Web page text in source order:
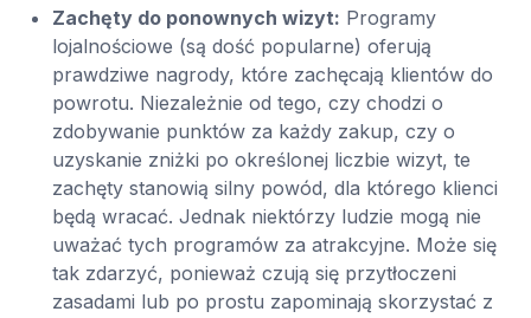
Zachęty do ponownych wizyt: Programy
lojalnościowe (są dość popularne) oferują
prawdziwe nagrody, które zachęcają klientów do
powrotu. Niezależnie od tego, czy chodzi o
zdobywanie punktów za każdy zakup, czy o
uzyskanie zniżki po określonej liczbie wizyt, te
zachęty stanowią silny powód, dla którego klienci
będą wracać. Jednak niektórzy ludzie mogą nie
uważać tych programów za atrakcyjne. Może się
tak zdarzyć, ponieważ czują się przytłoczeni
zasadami lub po prostu zapominają skorzystać z